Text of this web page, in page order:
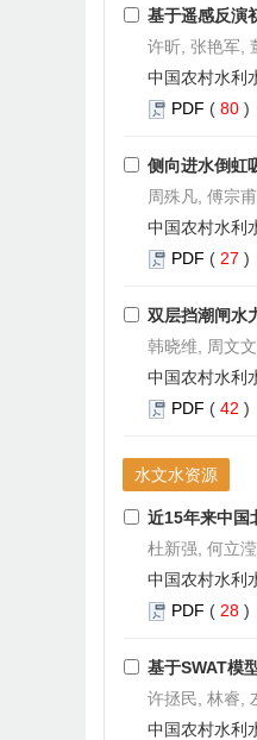
基于遥感反演
许昕, 张艳军,
中国农村水利
PDF ( 80
侧向进水倒虹
周殊凡, 傅宗
中国农村水利
PDF ( 27
双层挡潮闸水
韩晓维, 周文
中国农村水利
PDF ( 42
水文水资源
近15年来中国
杜新强, 何立
中国农村水利
PDF ( 28
基于SWAT模
许拯民, 林睿,
中国农村水利